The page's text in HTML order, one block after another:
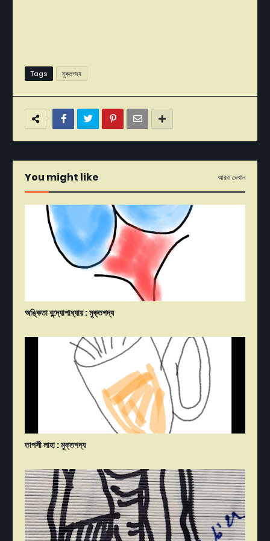
Tags মুক্তগদ্য
You might like আরও দেখান
অঙ্কিতা বন্দ্যোপাধ্যায় : মুক্তগদ্য
তাপসী লাহা : মুক্তগদ্য